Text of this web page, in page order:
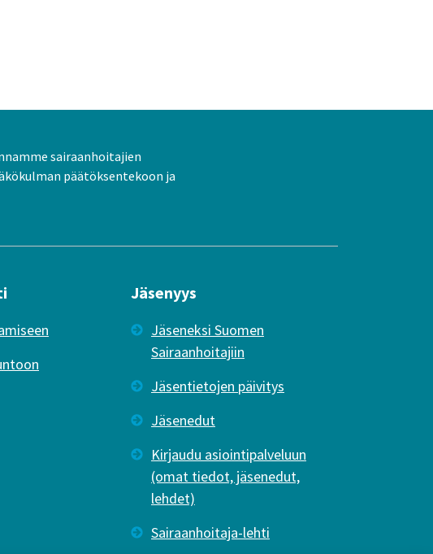
sairaanhoitajien
päätöksentekoon ja
Jäsenyys
Jäseneksi Suomen
Sairaanhoitajiin
Jäsentietojen päivitys
Jäsenedut
Kirjaudu asiointipalveluun
(omat tiedot, jäsenedut,
lehdet)
Sairaanhoitaja-lehti